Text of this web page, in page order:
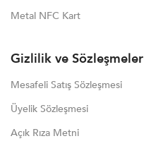
Metal NFC Kart
Gizlilik ve Sözleşmeler
Mesafeli Satış Sözleşmesi
Üyelik Sözleşmesi
Açık Rıza Metni